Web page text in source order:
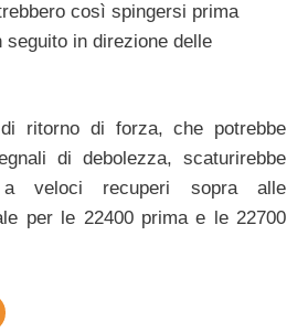
così spingersi prima
seguito in direzione delle
ritorno di forza, che potrebbe
di debolezza, scaturirebbe
veloci recuperi sopra alle
per le 22400 prima e le 22700